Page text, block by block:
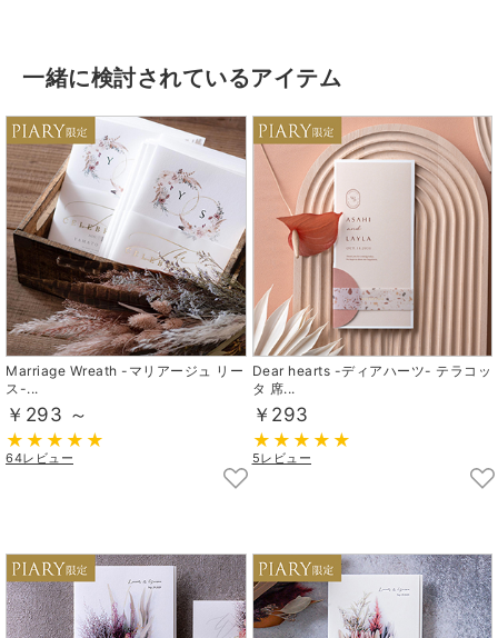
一緒に検討されているアイテム
Marriage Wreath -マリアージュ リー
ス-...
￥293 ～
64レビュー
Dear hearts -ディアハーツ- テラコッ
タ 席...
￥293
5レビュー